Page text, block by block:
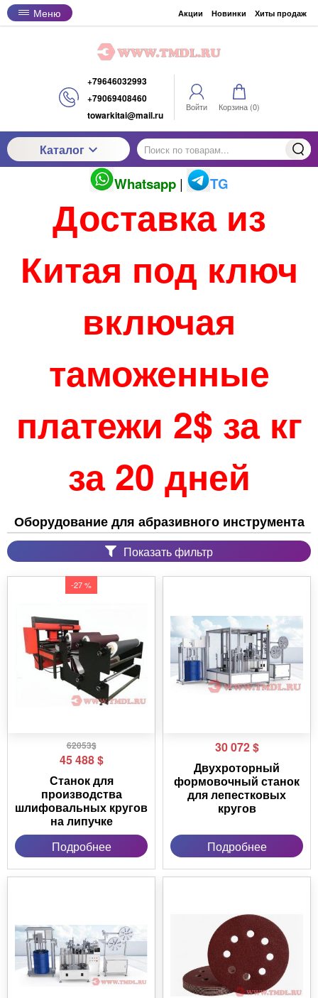
Меню Акции Новинки Хиты продаж
+79646032993
+79069408460
towarkitai@mail.ru
Войти Корзина (0)
Каталог
Whatsapp | TG
Доставка из
Китая под ключ
включая
таможенные
платежи 2$ за кг
за 20 дней
Оборудование для абразивного инструмента
Показать фильтр
-27 %
62053$
45 488$
Станок для
производства
шлифовальных кругов
на липучке
Подробнее
30 072$
Двухроторный
формовочный станок
для лепестковых
кругов
Подробнее